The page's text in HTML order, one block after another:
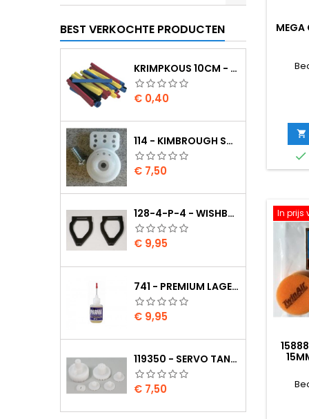
BEST VERKOCHTE PRODUCTEN
KRIMPKOUS 10CM - 4,8 / 2,4 ZWART 2:1
Prijs
€ 0,40
114 - KIMBROUGH SMALL SERVO SAVER - 25 SPLINE DRIVE - FUTABA
Prijs
€ 7,50
128-4-P-4 - WISHBONE UPPER BODY EVO2
Prijs
€ 9,95
741 - PREMIUM LAGER OLIE
Prijs
€ 9,95
119350 - SERVO TANDWIELEN HS-805BB/815BB
Prijs
€ 7,50
MEGA


In prijs